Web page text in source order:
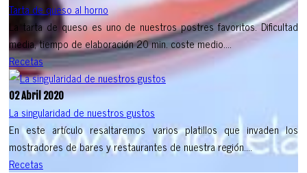
Tarta de queso al horno
La tarta de queso es uno de nuestros postres favoritos. Dificultad
media, tiempo de elaboración 20 min. coste medio....
Recetas
02 Abril 2020
La singularidad de nuestros gustos
En este artículo resaltaremos varios platillos que invaden los
mostradores de bares y restaurantes de nuestra región....
Recetas